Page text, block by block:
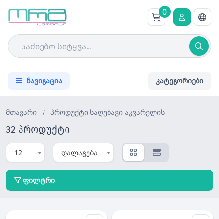
0
ნავიგაცია კატეგორიები
მთავარი / პროდუქტი საღებავი აკვარელის
32 პროდუქტი
12 დალაგება
ფილტრი